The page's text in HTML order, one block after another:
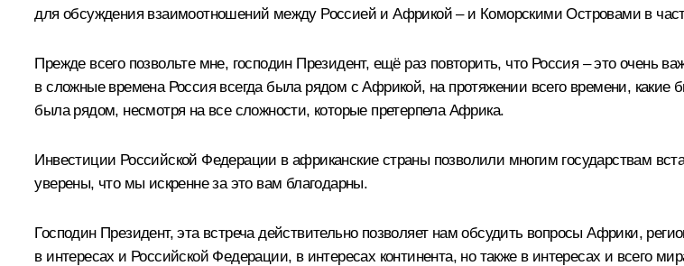
для обсуждения взаимоотношений между Россией и Африкой – и Коморскими Островами в
Прежде всего позвольте мне, господин Президент, ещё раз повторить, что Россия – это очень
в сложные времена Россия всегда была рядом с Африкой, на протяжении всего времени, какие
была рядом, несмотря на все сложности, которые претерпела Африка.
Инвестиции Российской Федерации в африканские страны позволили многим государствам
уверены, что мы искренне за это вам благодарны.
Господин Президент, эта встреча действительно позволяет нам обсудить вопросы Африки,
в интересах и Российской Федерации, в интересах континента, но также в интересах и всего